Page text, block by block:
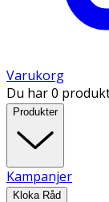
Varukorg
Du har 0
Produkter
Kampanjer
Kloka Råd